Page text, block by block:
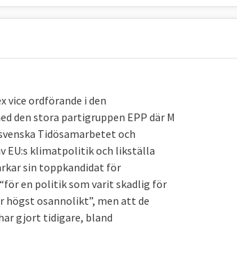
vice ordförande i den
den stora partigruppen EPP där M
Tidösamarbetet och
EU:s klimatpolitik och likställa
sin toppkandidat för
en politik som varit skadlig för
högst osannolikt”, men att de
gjort tidigare, bland